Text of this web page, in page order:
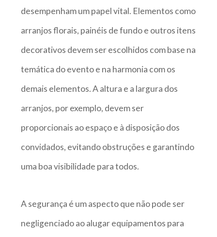
desempenham um papel vital. Elementos como
arranjos florais, painéis de fundo e outros itens
decorativos devem ser escolhidos com base na
temática do evento e na harmonia com os
demais elementos. A altura e a largura dos
arranjos, por exemplo, devem ser
proporcionais ao espaço e à disposição dos
convidados, evitando obstruções e garantindo
uma boa visibilidade para todos.
A segurança é um aspecto que não pode ser
negligenciado ao alugar equipamentos para